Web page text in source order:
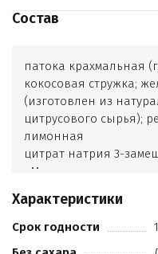
Состав
патока крахмальная
кокосовая стружка;
(изготовлен из
цитрусового сырья);
лимонная
цитрат натрия 3-
«Мелисса»
«Манго-маракуйя»;
хлорофиллов и
Характеристики
Срок годности